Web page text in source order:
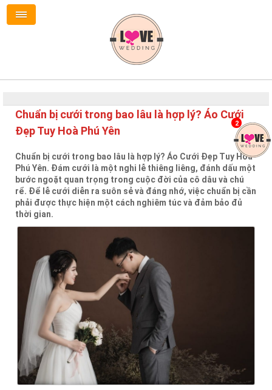
Chuẩn bị cưới trong bao lâu là hợp lý? Áo Cưới
Đẹp Tuy Hoà Phú Yên
Chuẩn bị cưới trong bao lâu là hợp lý? Áo Cưới Đẹp Tuy Hoà
Phú Yên. Đám cưới là một nghi lễ thiêng liêng, đánh dấu một
bước ngoặt quan trọng trong cuộc đời của cô dâu và chú
rể. Để lễ cưới diễn ra suôn sẻ và đáng nhớ, việc chuẩn bị cần
phải được thực hiện một cách nghiêm túc và đảm bảo đủ
thời gian.
2